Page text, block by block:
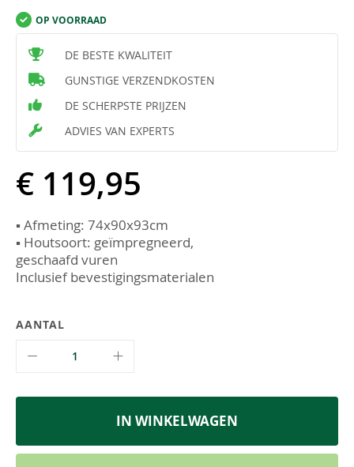
OP VOORRAAD
DE BESTE KWALITEIT
GUNSTIGE VERZENDKOSTEN
DE SCHERPSTE PRIJZEN
ADVIES VAN EXPERTS
€ 119,95
▪ Afmeting: 74x90x93cm
▪ Houtsoort: geïmpregneerd,
geschaafd vuren
Inclusief bevestigingsmaterialen
AANTAL
IN WINKELWAGEN